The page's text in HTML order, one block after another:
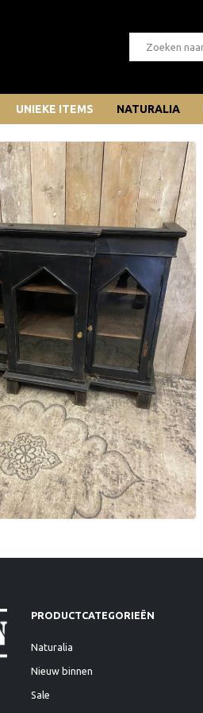
UNIEKE ITEMS NATURALIA
PRODUCTCATEGORIEËN
Naturalia
Nieuw binnen
Sale